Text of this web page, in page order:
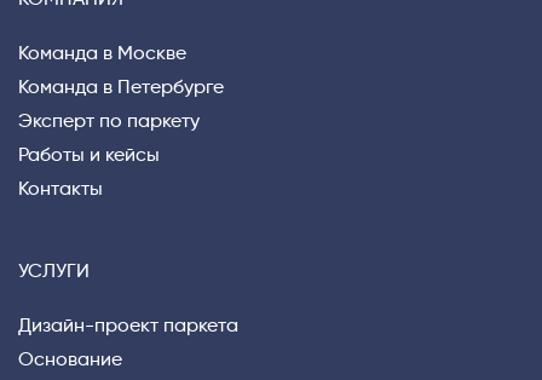
Команда в Москве
Команда в Петербурге
Эксперт по паркету
Работы и кейсы
Контакты
УСЛУГИ
Дизайн-проект паркета
Основание